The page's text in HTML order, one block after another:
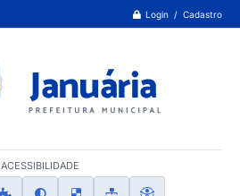
Login / Cadastro
ACESSIBILIDADE